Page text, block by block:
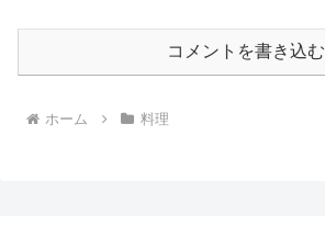
コメントを書き込む
ホーム 料理